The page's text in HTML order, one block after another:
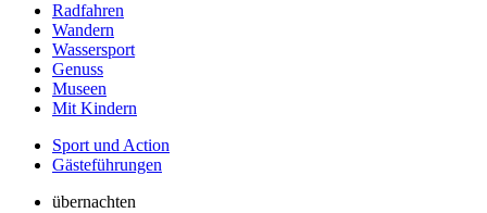
Radfahren
Wandern
Wassersport
Genuss
Museen
Mit Kindern
Sport und Action
Gästeführungen
übernachten